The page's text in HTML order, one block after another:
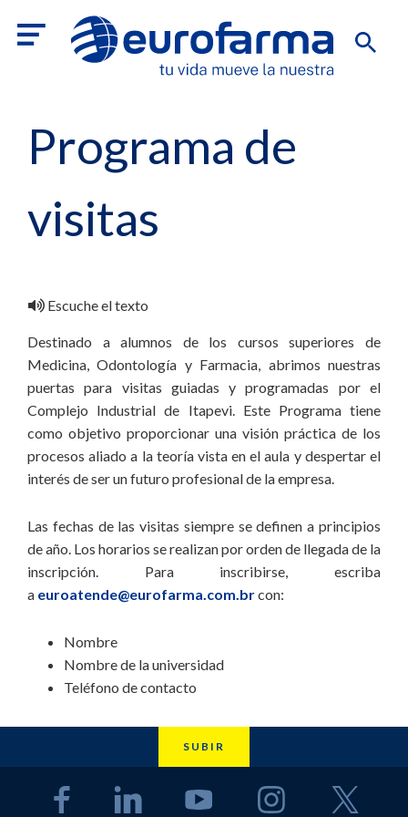
Programa de
visitas
Escuche el texto
Destinado a alumnos de los cursos superiores de
Medicina, Odontología y Farmacia, abrimos nuestras
puertas para visitas guiadas y programadas por el
Complejo Industrial de Itapevi. Este Programa tiene
como objetivo proporcionar una visión práctica de los
procesos aliado a la teoría vista en el aula y despertar el
interés de ser un futuro profesional de la empresa.
Las fechas de las visitas siempre se definen a principios
de año. Los horarios se realizan por orden de llegada de la
inscripción. Para inscribirse, escriba
a euroatende@eurofarma.com.brcon:
Nombre
Nombre de la universidad
Teléfono de contacto
SUBIR